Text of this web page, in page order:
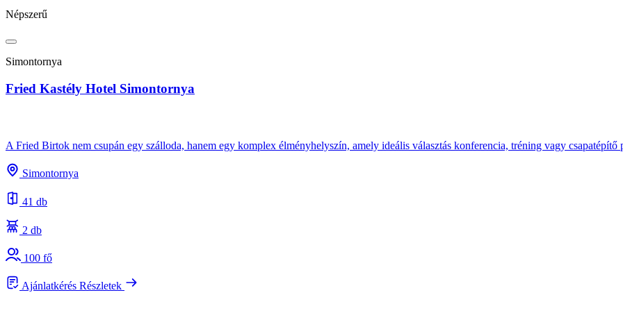
Népszerű
Simontornya
Fried Kastély Hotel Simontornya
A Fried Birtok nem csupán egy szálloda, hanem egy komplex élményhelyszín, amely ideális választás konferencia, tréning vagy csapatépítő
Simontornya
41 db
2 db
100 fő
Ajánlatkérés Részletek